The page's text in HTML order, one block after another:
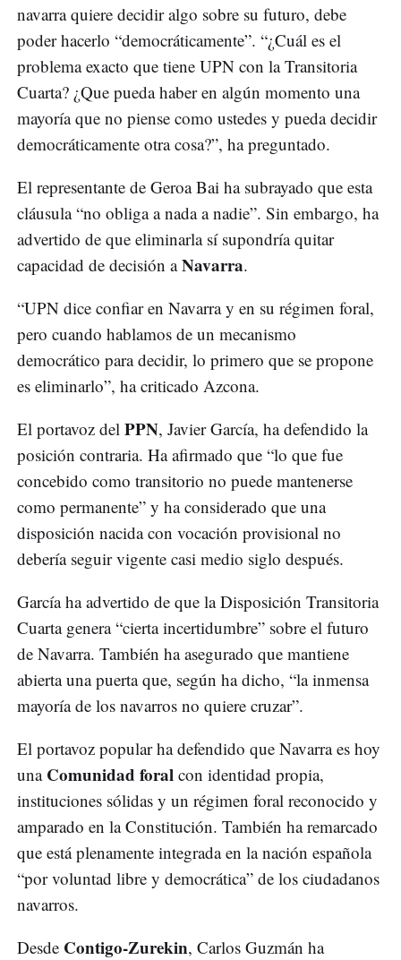
navarra quiere decidir algo sobre su futuro, debe
poder hacerlo “democráticamente”. “¿Cuál es el
problema exacto que tiene UPN con la Transitoria
Cuarta? ¿Que pueda haber en algún momento una
mayoría que no piense como ustedes y pueda decidir
democráticamente otra cosa?”, ha preguntado.
El representante de Geroa Bai ha subrayado que esta
cláusula “no obliga a nada a nadie”. Sin embargo, ha
advertido de que eliminarla sí supondría quitar
capacidad de decisión aNavarra.
“UPN dice confiar en Navarra y en su régimen foral,
pero cuando hablamos de un mecanismo
democrático para decidir, lo primero que se propone
es eliminarlo”, ha criticado Azcona.
El portavoz del PPN, Javier García, ha defendido la
posición contraria. Ha afirmado que “lo que fue
concebido como transitorio no puede mantenerse
como permanente” y ha considerado que una
disposición nacida con vocación provisional no
debería seguir vigente casi medio siglo después.
García ha advertido de que la Disposición Transitoria
Cuarta genera “cierta incertidumbre” sobre el futuro
de Navarra. También ha asegurado que mantiene
abierta una puerta que, según ha dicho, “la inmensa
mayoría de los navarros no quiere cruzar”.
El portavoz popular ha defendido que Navarra es hoy
una Comunidad foral con identidad propia,
instituciones sólidas y un régimen foral reconocido y
amparado en la Constitución. También ha remarcado
que está plenamente integrada en la nación española
“por voluntad libre y democrática” de los ciudadanos
navarros.
Desde Contigo-Zurekin, Carlos Guzmán ha